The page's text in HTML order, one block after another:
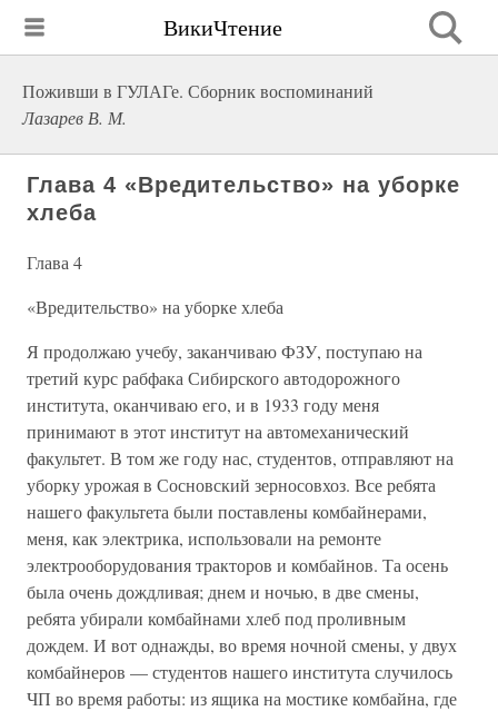
ВикиЧтение
Поживши в ГУЛАГе. Сборник воспоминаний
Лазарев В. М.
Глава 4 «Вредительство» на уборке
хлеба
Глава 4
«Вредительство» на уборке хлеба
Я продолжаю учебу, заканчиваю ФЗУ, поступаю на
третий курс рабфака Сибирского автодорожного
института, оканчиваю его, и в 1933 году меня
принимают в этот институт на автомеханический
факультет. В том же году нас, студентов, отправляют на
уборку урожая в Сосновский зерносовхоз. Все ребята
нашего факультета были поставлены комбайнерами,
меня, как электрика, использовали на ремонте
электрооборудования тракторов и комбайнов. Та осень
была очень дождливая; днем и ночью, в две смены,
ребята убирали комбайнами хлеб под проливным
дождем. И вот однажды, во время ночной смены, у двух
комбайнеров — студентов нашего института случилось
ЧП во время работы: из ящика на мостике комбайна, где